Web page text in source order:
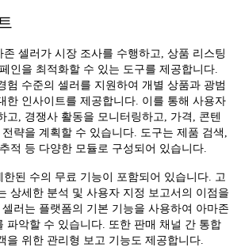
셀러가 시장 조사를 수행하고, 상품 리스팅
인을 최적화할 수 있는 도구를 제공합니다.
험 수준의 셀러를 지원하여 개별 상품과 광범
한 인사이트를 제공합니다. 이를 통해 사용자
고, 경쟁사 활동을 모니터링하고, 가격, 콘텐
략을 계획할 수 있습니다. 도구는 제품 검색,
적 등 다양한 모듈로 구성되어 있습니다.
한된 수의 무료 기능이 포함되어 있습니다. 고
상세한 분석 및 사용자 지정 보고서의 이점을
러는 플랫폼의 기본 기능을 사용하여 아마존
파악할 수 있습니다. 또한 판매 채널 간 통합
을 위한 관리형 보고 기능도 제공합니다.